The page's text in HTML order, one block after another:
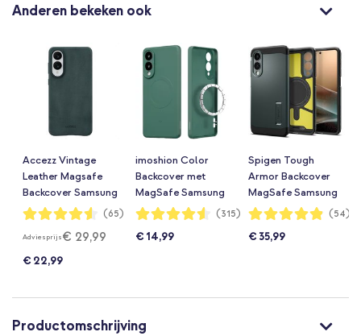
Anderen bekeken ook
Accezz Vintage
Leather Magsafe
Backcover Samsung
Galaxy S25 Edge -
Waardering:
90%
(65)
Adviesprijs€ 29,99
€ 22,99
imoshion Color
Backcover met
MagSafe Samsung
Galaxy S25 Edge -
Waardering:
91%
(315)
€ 14,99
Spigen Tough
Armor Backcover
MagSafe Samsung
Galaxy S25 Edge -
Waardering:
97%
(54)
€ 35,99
Productomschrijving